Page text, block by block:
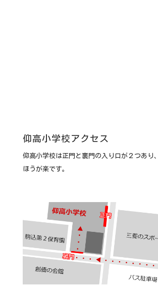
仰高小学校アクセス
仰高小学校は正門と裏門の入り口が２つあり、
ほうが楽です。